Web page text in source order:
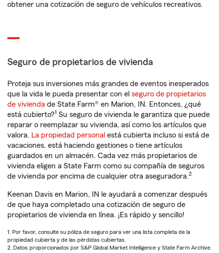
obtener una cotización de seguro de vehículos recreativos.
Seguro de propietarios de vivienda
Proteja sus inversiones más grandes de eventos inesperados
que la vida le pueda presentar con el seguro de propietarios
de vivienda de State Farm® en Marion, IN. Entonces, ¿qué
está cubierto?1 Su seguro de vivienda le garantiza que puede
reparar o reemplazar su vivienda, así como los artículos que
valora. La propiedad personal está cubierta incluso si está de
vacaciones, está haciendo gestiones o tiene artículos
guardados en un almacén. Cada vez más propietarios de
vivienda eligen a State Farm como su compañía de seguros
de vivienda por encima de cualquier otra aseguradora.2
Keenan Davis en Marion, IN le ayudará a comenzar después
de que haya completado una cotización de seguro de
propietarios de vivienda en línea. ¡Es rápido y sencillo!
1. Por favor, consulte su póliza de seguro para ver una lista completa de la
propiedad cubierta y de las pérdidas cubiertas.
2. Datos proporcionados por S&P Global Market Intelligence y State Farm Archive.